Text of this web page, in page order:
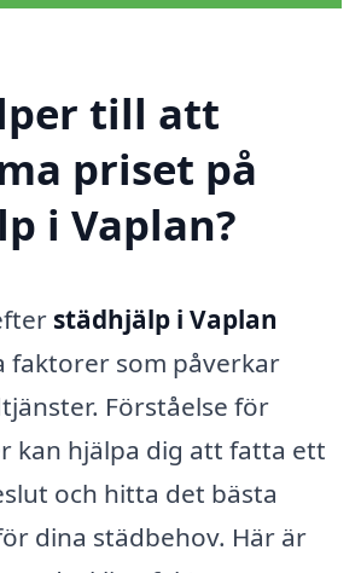
till att
priset på
i Vaplan?
städhjälp i Vaplan
faktorer som påverkar
Förståelse för
kan hjälpa dig att fatta ett
och hitta det bästa
dina städbehov. Här är